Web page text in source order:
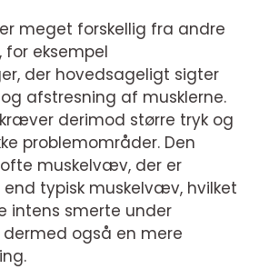
meget forskellig fra andre
eksempel
der hovedsageligt sigter
afstresning af musklerne.
derimod større tryk og
problemområder. Den
muskelvæv, der er
typisk muskelvæv, hvilket
intens smerte under
også en mere